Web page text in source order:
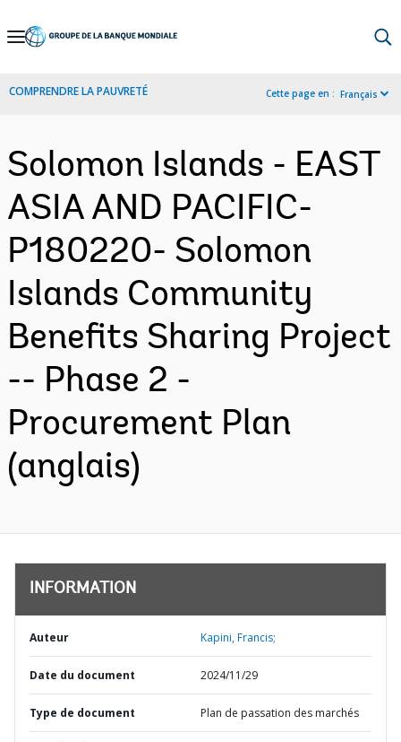
Skip
Navigation
COMPRENDRE LA PAUVRETÉ Cette page en : Français
Solomon Islands - EAST
ASIA AND PACIFIC-
P180220- Solomon
Islands Community
Benefits Sharing Project
-- Phase 2 -
Procurement Plan
(anglais)
INFORMATION
Auteur Kapini, Francis;
Date du document 2024/11/29
Type de document Plan de passation des marchés